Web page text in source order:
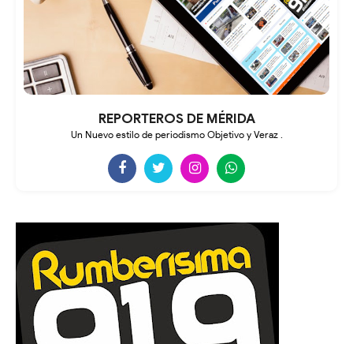
REPORTEROS DE MÉRIDA
Un Nuevo estilo de periodismo Objetivo y Veraz .